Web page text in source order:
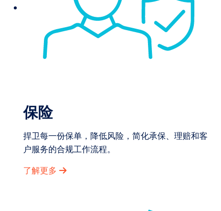
保险
捍卫每一份保单，降低风险，简化承保、理赔和客
户服务的合规工作流程。
了解更多